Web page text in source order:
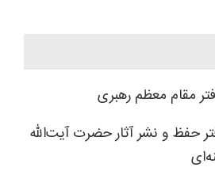
مقام معظم رهبری
حفظ و نشر آثار حضرت آیت‌الله